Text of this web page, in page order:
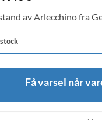
av Arlecchino fra
Få varsel når